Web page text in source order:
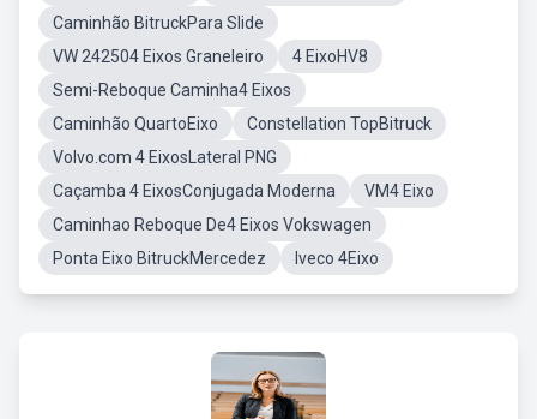
Caminhão BitruckPara Slide
VW 242504 Eixos Graneleiro
4 EixoHV8
Semi-Reboque Caminha4 Eixos
Caminhão QuartoEixo
Constellation TopBitruck
Volvo.com 4 EixosLateral PNG
Caçamba 4 EixosConjugada Moderna
VM4 Eixo
Caminhao Reboque De4 Eixos Vokswagen
Ponta Eixo BitruckMercedez
Iveco 4Eixo